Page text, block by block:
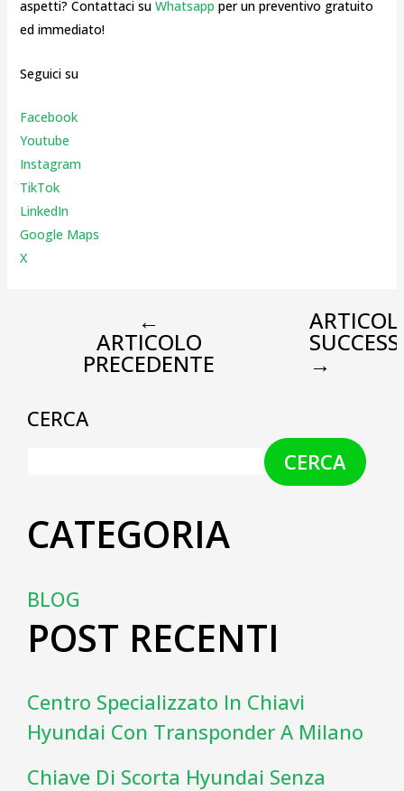
aspetti? Contattaci su Whatsapp per un preventivo gratuito
ed immediato!
Seguici su
Facebook
Youtube
Instagram
TikTok
LinkedIn
Google Maps
X
←
ARTICOLO
PRECEDENTE →
CERCA
CERCA
CATEGORIA
BLOG
POST RECENTI
Centro Specializzato In Chiavi
Hyundai Con Transponder A Milano
Chiave Di Scorta Hyundai Senza